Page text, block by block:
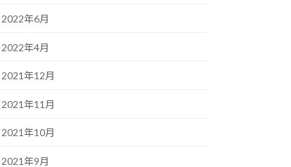
2022年6月
2022年4月
2021年12月
2021年11月
2021年10月
2021年9月